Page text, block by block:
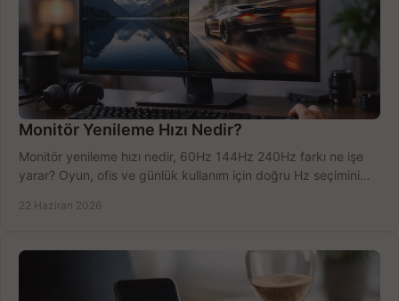
Monitör Yenileme Hızı Nedir?
Monitör yenileme hızı nedir, 60Hz 144Hz 240Hz farkı ne işe
yarar? Oyun, ofis ve günlük kullanım için doğru Hz seçimini
22 Haziran 2026